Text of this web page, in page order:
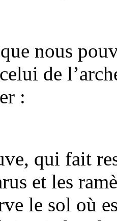
que nous
de
:
qui fait
et les
le sol où